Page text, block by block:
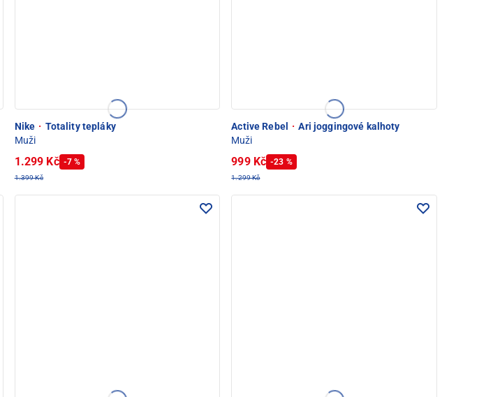
Nike · Totality tepláky
Muži
1.299 Kč -7 %
1.399 Kč
Active Rebel · Ari joggingové kalhoty
Muži
999 Kč -23 %
1.299 Kč